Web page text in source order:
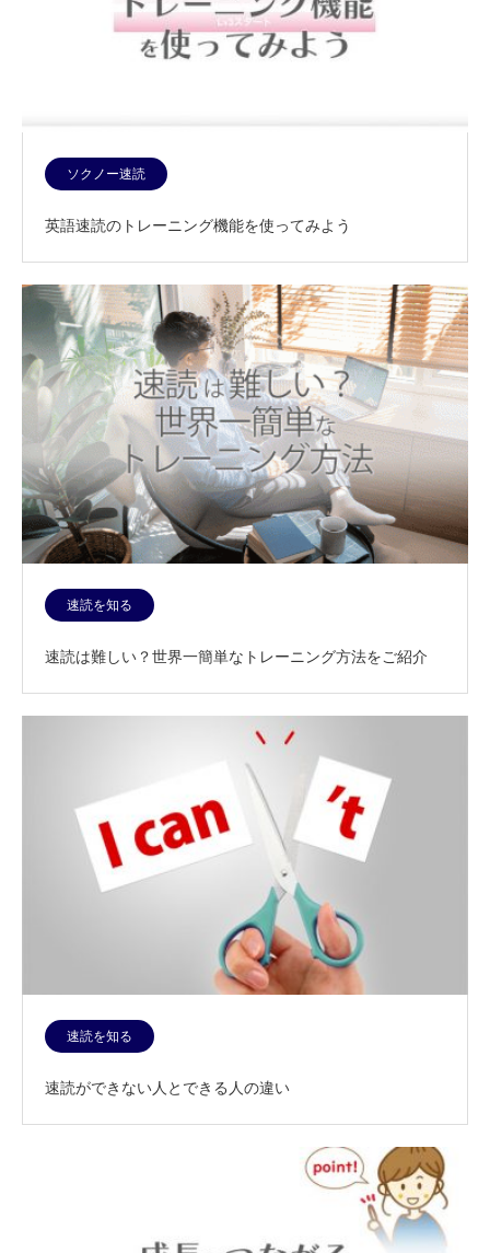
ソクノー速読
英語速読のトレーニング機能を使ってみよう
速読を知る
速読は難しい？世界一簡単なトレーニング方法をご紹介
速読を知る
速読ができない人とできる人の違い